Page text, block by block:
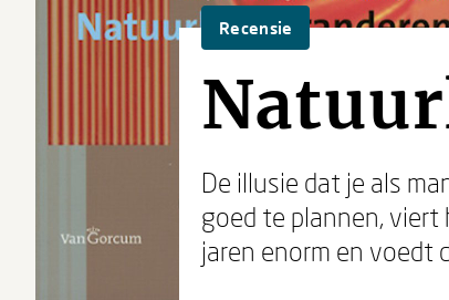
Recensie
De illusie dat je als
goed te plannen,
jaren enorm en voedt